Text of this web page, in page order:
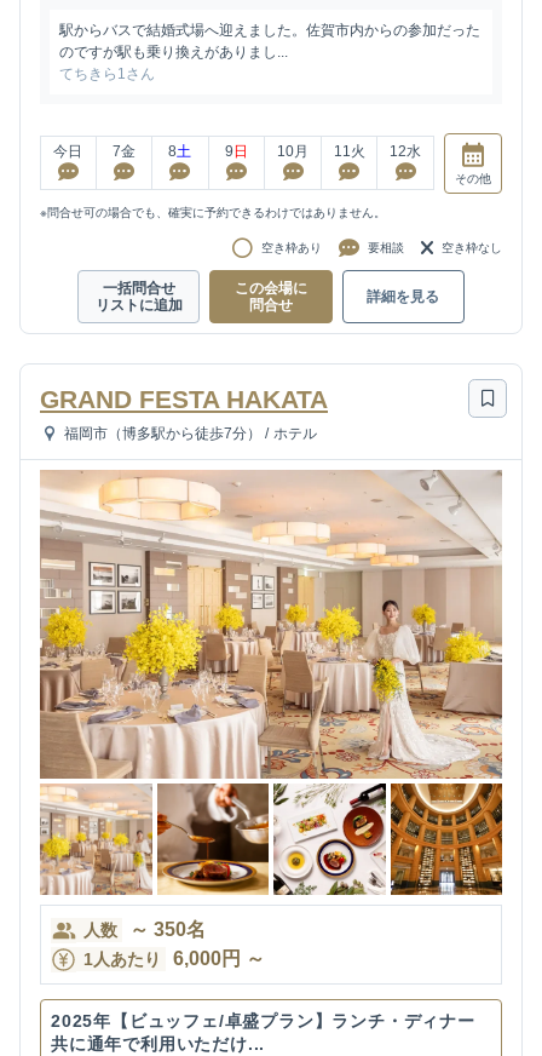
駅からバスで結婚式場へ迎えました。佐賀市内からの参加だった
のですが駅も乗り換えがありまし...
てちきら1さん
今日 7金 8土 9 日 10月 11火 12水
その他
※問合せ可の場合でも、確実に予約できるわけではありません。
空き枠あり 要相談 空き枠なし
一括問合せ
リストに追加
この会場に
問合せ
詳細を見る
GRAND FESTA HAKATA
福岡市（博多駅から徒歩7分） / ホテル
人数 ～ 350名
1人あたり 6,000円 ～
2025年【ビュッフェ/卓盛プラン】ランチ・ディナー
共に通年で利用いただけ...